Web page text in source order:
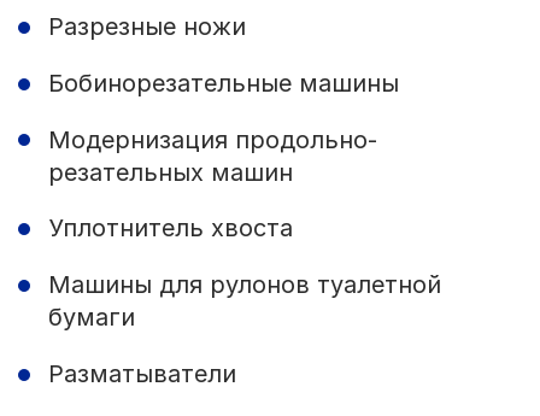
Разрезные ножи
Бобинорезательные машины
Модернизация продольно-
резательных машин
Уплотнитель хвоста
Машины для рулонов туалетной
бумаги
Разматыватели